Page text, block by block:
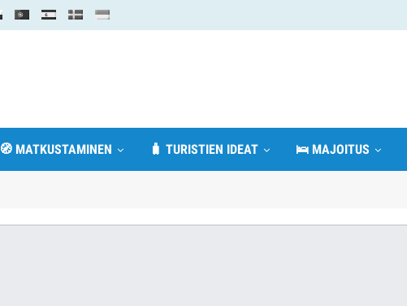
🧭 MATKUSTAMINEN 🧳 TURISTIEN IDEAT 🛌 MAJOITUS